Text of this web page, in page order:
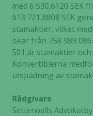
med 6 530,6120 SEK
613 721,8808 SEK
stamaktier, vilket
ökar från 758 989
501 är stamaktier
Konvertiblerna
utspädning av
Rådgivare
Setterwalls